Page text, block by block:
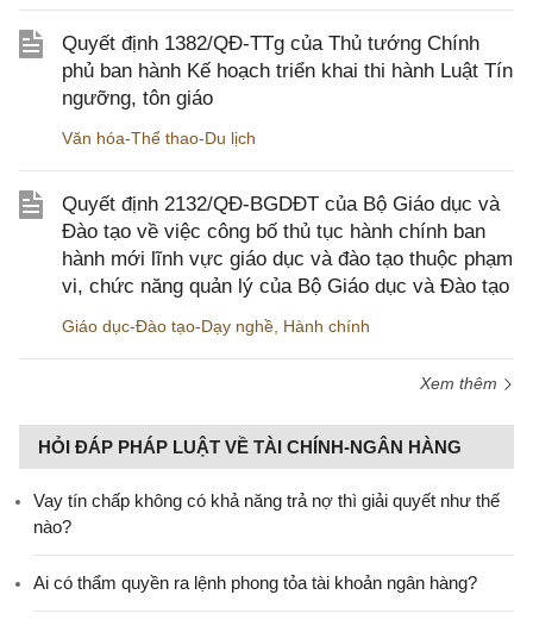
Quyết định 1382/QĐ-TTg của Thủ tướng Chính
phủ ban hành Kế hoạch triển khai thi hành Luật Tín
ngưỡng, tôn giáo
Văn hóa-Thể thao-Du lịch
Quyết định 2132/QĐ-BGDĐT của Bộ Giáo dục và
Đào tạo về việc công bố thủ tục hành chính ban
hành mới lĩnh vực giáo dục và đào tạo thuộc phạm
vi, chức năng quản lý của Bộ Giáo dục và Đào tạo
Giáo dục-Đào tạo-Dạy nghề Hành chính
Xem thêm
HỎI ĐÁP PHÁP LUẬT VỀ TÀI CHÍNH-NGÂN HÀNG
Vay tín chấp không có khả năng trả nợ thì giải quyết như thế
nào?
Ai có thẩm quyền ra lệnh phong tỏa tài khoản ngân hàng?